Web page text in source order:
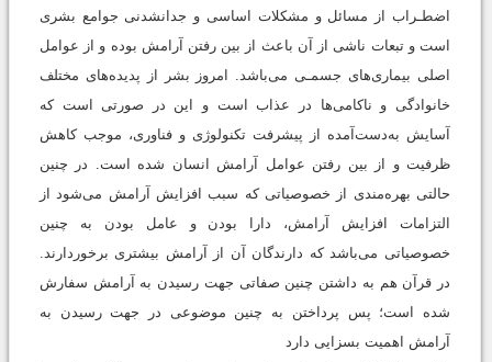
اضطـراب از مسائل و مشکلات اساسی و جدانشدنی جوامع بشری
است و تبعات ناشی از آن باعث از بین رفتن آرامش بوده و از عوامل
اصلی بیماری‌های جسمـی می‌باشد. امروز بشر از پدیده‌های مختلف
خانوادگی و ناکامی‌ها در عذاب است و این در صورتی است که
آسایش به‌دست‌آمده از پیشرفت تکنولوژی و فناوری، موجب کاهش
ظرفیت و از بین رفتن عوامل آرامش انسان شده است. در چنین
حالتی بهره‌مندی از خصوصیاتی که سبب افزایش آرامش می‌شود از
التزامات افزایش آرامش، دارا بودن و عامل بودن به چنین
خصوصیاتی می‌باشد که دارندگان آن از آرامش بیشتری برخوردارند.
در قرآن هم به داشتن چنین صفاتی جهت رسیدن به آرامش سفارش
شده است؛ پس پرداختن به چنین موضوعی در جهت رسیدن به
آرامش اهمیت بسزایی دارد